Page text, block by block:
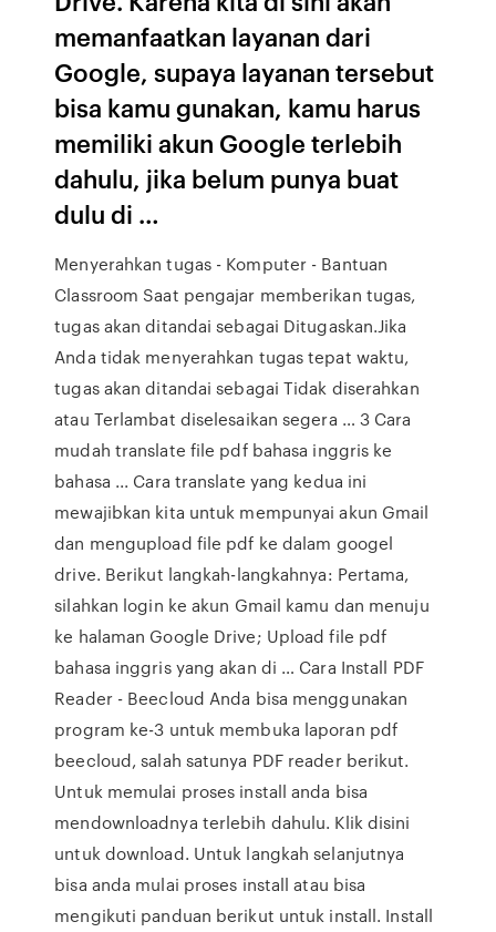
memanfaatkan layanan dari
Google, supaya layanan tersebut
bisa kamu gunakan, kamu harus
memiliki akun Google terlebih
dahulu, jika belum punya buat
dulu di …
Menyerahkan tugas - Komputer - Bantuan
Classroom Saat pengajar memberikan tugas,
tugas akan ditandai sebagai Ditugaskan.Jika
Anda tidak menyerahkan tugas tepat waktu,
tugas akan ditandai sebagai Tidak diserahkan
atau Terlambat diselesaikan segera … 3 Cara
mudah translate file pdf bahasa inggris ke
bahasa ... Cara translate yang kedua ini
mewajibkan kita untuk mempunyai akun Gmail
dan mengupload file pdf ke dalam googel
drive. Berikut langkah-langkahnya: Pertama,
silahkan login ke akun Gmail kamu dan menuju
ke halaman Google Drive; Upload file pdf
bahasa inggris yang akan di … Cara Install PDF
Reader - Beecloud Anda bisa menggunakan
program ke-3 untuk membuka laporan pdf
beecloud, salah satunya PDF reader berikut.
Untuk memulai proses install anda bisa
mendownloadnya terlebih dahulu. Klik disini
untuk download. Untuk langkah selanjutnya
bisa anda mulai proses install atau bisa
mengikuti panduan berikut untuk install. Install